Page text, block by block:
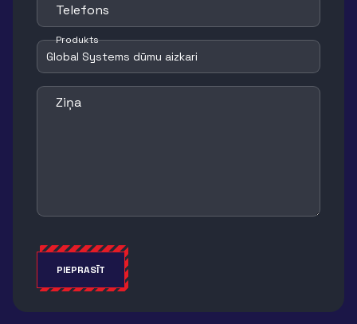
Telefons
Produkts
Ziņa
PIEPRASĪT
Alternative: